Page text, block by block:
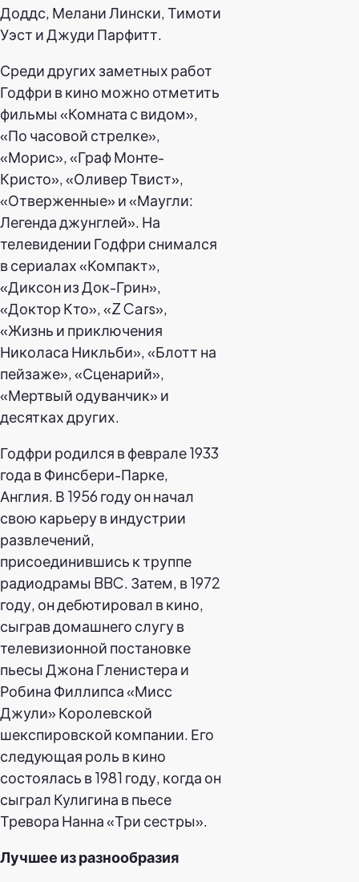
Доддс, Мелани Лински, Тимоти
Уэст и Джуди Парфитт.
Среди других заметных работ
Годфри в кино можно отметить
фильмы «Комната с видом»,
«По часовой стрелке»,
«Морис», «Граф Монте-
Кристо», «Оливер Твист»,
«Отверженные» и «Маугли:
Легенда джунглей». На
телевидении Годфри снимался
в сериалах «Компакт»,
«Диксон из Док-Грин»,
«Доктор Кто», «Z Cars»,
«Жизнь и приключения
Николаса Никльби», «Блотт на
пейзаже», «Сценарий»,
«Мертвый одуванчик» и
десятках других.
Годфри родился в феврале 1933
года в Финсбери-Парке,
Англия. В 1956 году он начал
свою карьеру в индустрии
развлечений,
присоединившись к труппе
радиодрамы BBC. Затем, в 1972
году, он дебютировал в кино,
сыграв домашнего слугу в
телевизионной постановке
пьесы Джона Гленистера и
Робина Филлипса «Мисс
Джули» Королевской
шекспировской компании. Его
следующая роль в кино
состоялась в 1981 году, когда он
сыграл Кулигина в пьесе
Тревора Нанна «Три сестры».
Лучшее из разнообразия